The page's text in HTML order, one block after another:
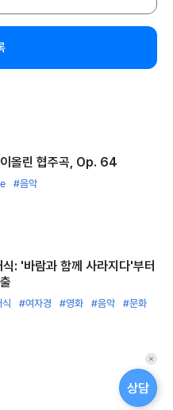
올린 협주곡, Op. 64
#음악
: '바람과 함께 사라지다'부터
#여자경 #영화 #음악
#문화
상담
퀵
메
뉴